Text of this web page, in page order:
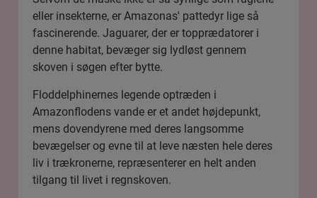
eller insekterne, er Amazonas' pattedyr lige så
fascinerende. Jaguarer, der er topprædatorer i
denne habitat, bevæger sig lydløst gennem
skoven i søgen efter bytte.
Floddelphinernes legende optræden i
Amazonflodens vande er et andet højdepunkt,
mens dovendyrene med deres langsomme
bevægelser og evne til at leve næsten hele deres
liv i trækronerne, repræsenterer en helt anden
tilgang til livet i regnskoven.